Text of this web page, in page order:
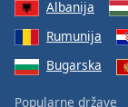
Albanija
Rumunija
Bugarska
Popularne države